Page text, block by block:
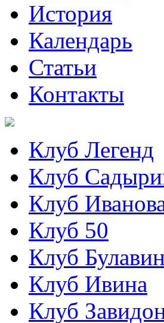
История
Календарь
Статьи
Контакты
Клуб Легенд
Клуб
Клуб
Клуб 50
Клуб
Клуб Ивина
Клуб